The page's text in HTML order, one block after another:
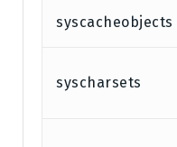
syscacheobjects
syscharsets